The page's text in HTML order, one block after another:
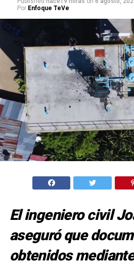
Por Enfoque TeVe
El ingeniero civil
aseguró que
obtenidos